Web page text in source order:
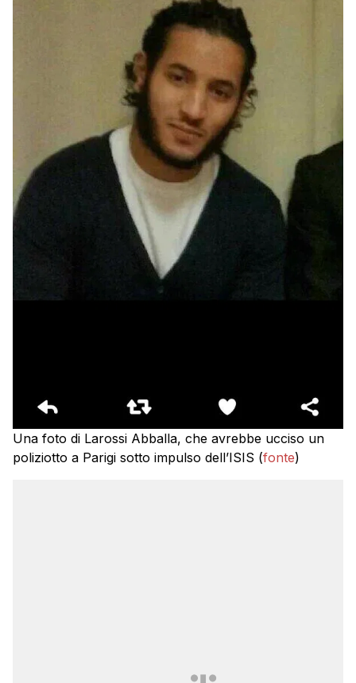
Una foto di Larossi Abballa, che avrebbe ucciso un
poliziotto a Parigi sotto impulso dell’ISIS (fonte)